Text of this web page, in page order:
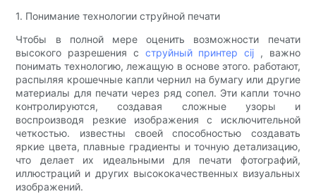
1. Понимание технологии струйной печати
Чтобы в полной мере оценить возможности печати
высокого разрешения с струйный принтер cij , важно
понимать технологию, лежащую в основе этого. работают,
распыляя крошечные капли чернил на бумагу или другие
материалы для печати через ряд сопел. Эти капли точно
контролируются, создавая сложные узоры и
воспроизводя резкие изображения с исключительной
четкостью. известны своей способностью создавать
яркие цвета, плавные градиенты и точную детализацию,
что делает их идеальными для печати фотографий,
иллюстраций и других высококачественных визуальных
изображений.